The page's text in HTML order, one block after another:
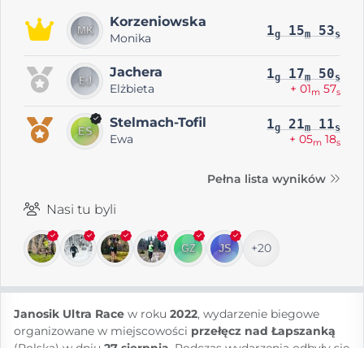
Korzeniowska
Monika 1g 15m 53s
Jachera
Elżbieta
1g 17m 50s
+ 01m 57s
Stelmach-Tofil
Ewa
1g 21m 11s
+ 05m 18s
Pełna lista wyników
Nasi tu byli
+20
Janosik Ultra Race w roku 2022, wydarzenie biegowe
organizowane w miejscowości przełęcz nad Łapszanką